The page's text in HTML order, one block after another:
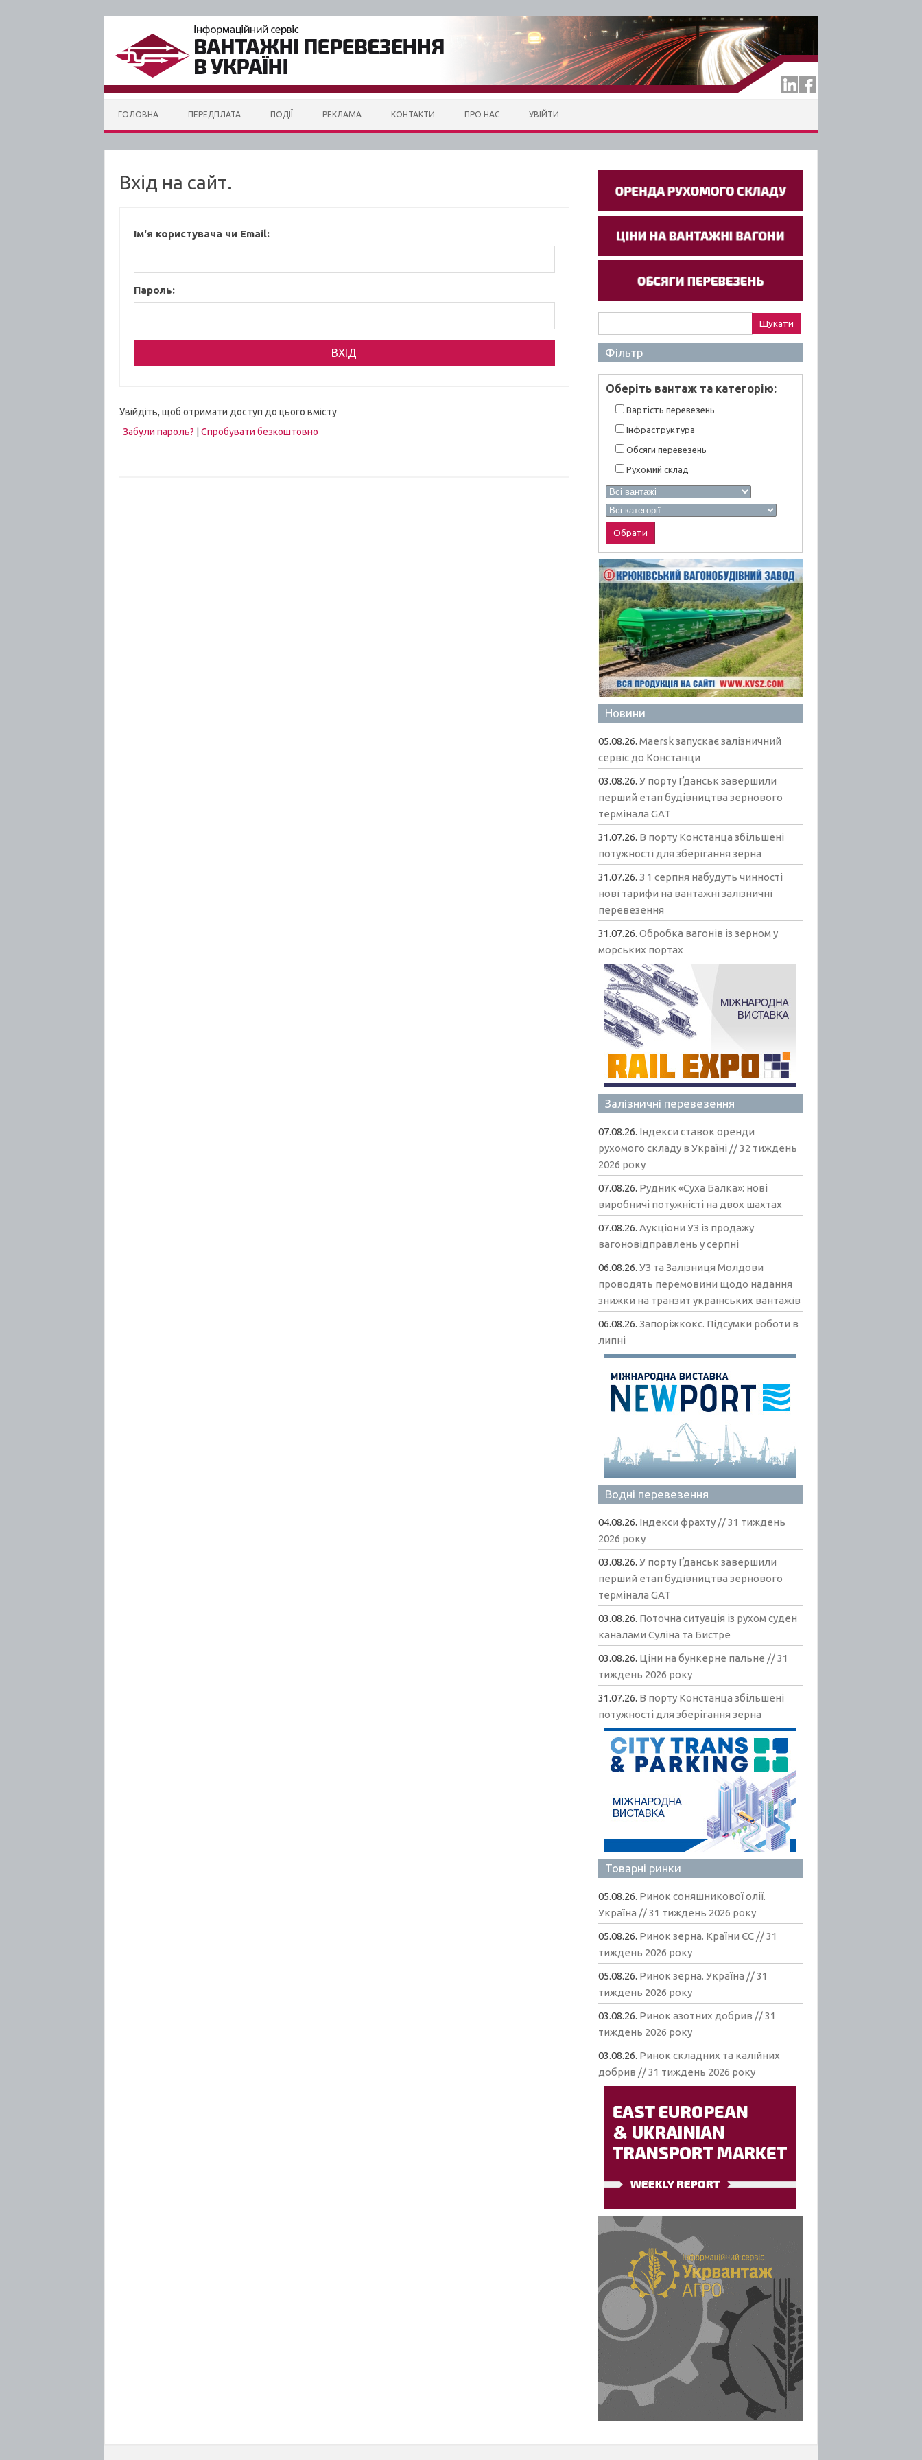
ГОЛОВНА ПЕРЕДПЛАТА ПОДІЇ РЕКЛАМА КОНТАКТИ ПРО НАС УВІЙТИ
Вхід на сайт.
Ім'я користувача чи Email:
Пароль:
Увійдіть, щоб отримати доступ до цього вмісту
Забули пароль?
Спробувати безкоштовно
Фільтр
Оберiть вантаж та категорiю:
Вартiсть перевезень
Інфраструктура
Обсяги перевезень
Рухомий склад
Новини
05.08.26.Maersk запускає залізничний
сервіс до Констанци
03.08.26.У порту Ґданськ завершили
перший етап будівництва зернового
термінала GAT
31.07.26. В порту Констанца збільшені
потужності для зберігання зерна
31.07.26.З 1 серпня набудуть чинності
нові тарифи на вантажні залізничні
перевезення
31.07.26.Обробка вагонів із зерном у
морських портах
Залізничні перевезення
07.08.26. Індекси ставок оренди
рухомого складу в Україні // 32 тиждень
2026 року
07.08.26. Рудник «Суха Балка»: нові
виробничі потужністі на двох шахтах
07.08.26.Аукціони УЗ із продажу
вагоновідправлень у серпні
06.08.26.УЗ та Залізниця Молдови
проводять перемовини щодо надання
знижки на транзит українських вантажів
06.08.26.Запоріжкокс. Підсумки роботи в
липні
Водні перевезення
04.08.26. Індекси фрахту // 31 тиждень
2026 року
03.08.26.У порту Ґданськ завершили
перший етап будівництва зернового
термінала GAT
03.08.26. Поточна ситуація із рухом суден
каналами Суліна та Бистре
03.08.26. Ціни на бункерне пальне // 31
тиждень 2026 року
31.07.26. В порту Констанца збільшені
потужності для зберігання зерна
Товарні ринки
05.08.26. Ринок соняшникової олії.
Україна // 31 тиждень 2026 року
05.08.26. Ринок зерна. Країни ЄС // 31
тиждень 2026 року
05.08.26. Ринок зерна. Україна // 31
тиждень 2026 року
03.08.26. Ринок азотних добрив // 31
тиждень 2026 року
03.08.26. Ринок складних та калійних
добрив // 31 тиждень 2026 року